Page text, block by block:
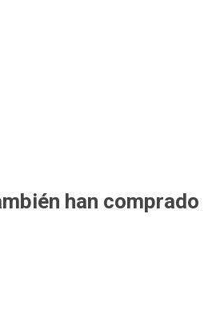
han comprado